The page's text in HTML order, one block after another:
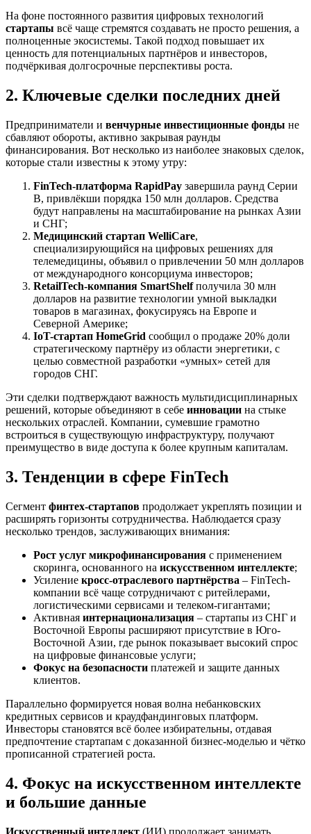
На фоне постоянного развития цифровых технологий
стартапы всё чаще стремятся создавать не просто решения, а
полноценные экосистемы. Такой подход повышает их
ценность для потенциальных партнёров и инвесторов,
подчёркивая долгосрочные перспективы роста.
2. Ключевые сделки последних дней
Предприниматели и венчурные инвестиционные фонды не
сбавляют обороты, активно закрывая раунды
финансирования. Вот несколько из наиболее знаковых сделок,
которые стали известны к этому утру:
FinTech-платформа RapidPay завершила раунд Серии
B, привлёкши порядка 150 млн долларов. Средства
будут направлены на масштабирование на рынках Азии
и СНГ;
Медицинский стартап WelliCare,
специализирующийся на цифровых решениях для
телемедицины, объявил о привлечении 50 млн долларов
от международного консорциума инвесторов;
RetailTech-компания SmartShelfполучила 30 млн
долларов на развитие технологии умной выкладки
товаров в магазинах, фокусируясь на Европе и
Северной Америке;
IoT-стартап HomeGrid сообщил о продаже 20% доли
стратегическому партнёру из области энергетики, с
целью совместной разработки «умных» сетей для
городов СНГ.
Эти сделки подтверждают важность мультидисциплинарных
решений, которые объединяют в себе инновации на стыке
нескольких отраслей. Компании, сумевшие грамотно
встроиться в существующую инфраструктуру, получают
преимущество в виде доступа к более крупным капиталам.
3. Тенденции в сфере FinTech
Сегмент финтех-стартапов продолжает укреплять позиции и
расширять горизонты сотрудничества. Наблюдается сразу
несколько трендов, заслуживающих внимания:
Рост услуг микрофинансирования с применением
скоринга, основанного на искусственном интеллекте;
Усиление кросс-отраслевого партнёрства – FinTech-
компании всё чаще сотрудничают с ритейлерами,
логистическими сервисами и телеком-гигантами;
Активная интернационализация – стартапы из СНГ и
Восточной Европы расширяют присутствие в Юго-
Восточной Азии, где рынок показывает высокий спрос
на цифровые финансовые услуги;
Фокус на безопасности платежей и защите данных
клиентов.
Параллельно формируется новая волна небанковских
кредитных сервисов и краудфандинговых платформ.
Инвесторы становятся всё более избирательны, отдавая
предпочтение стартапам с доказанной бизнес-моделью и чётко
прописанной стратегией роста.
4. Фокус на искусственном интеллекте
и большие данные
Искусственный интеллект (ИИ) продолжает занимать